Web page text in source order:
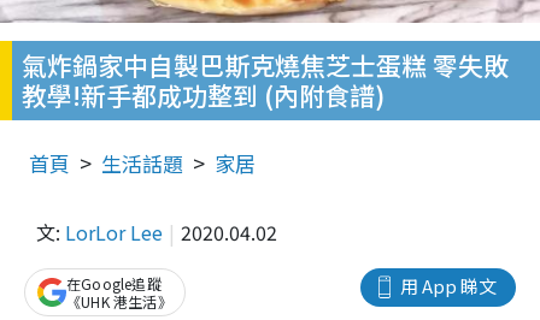
氣炸鍋家中自製巴斯克燒焦芝士蛋糕 零失敗
教學!新手都成功整到 (內附食譜)
首頁 生活話題 家居
文: LorLor Lee 2020.04.02
用 App 睇文
在Google追蹤
《UHK 港生活》